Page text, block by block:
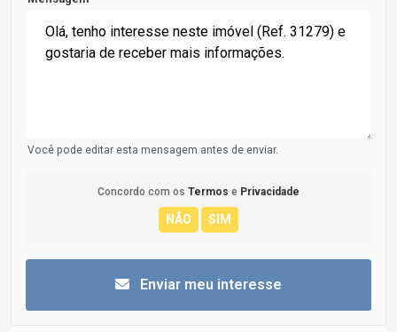
Você pode editar esta mensagem antes de enviar.
Concordo com os Termos e Privacidade
Enviar meu interesse